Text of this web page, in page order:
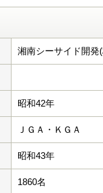
湘南シーサイド開発
昭和42年
ＪＧＡ・ＫＧＡ
昭和43年
1860名